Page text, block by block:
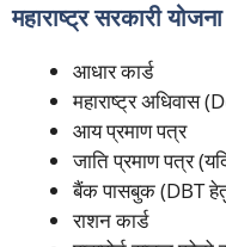
महाराष्ट्र सरकारी
आधार कार्ड
महाराष्ट्र अधिवास
आय प्रमाण पत्र
जाति प्रमाण पत्र
बैंक पासबुक (DBT
राशन कार्ड